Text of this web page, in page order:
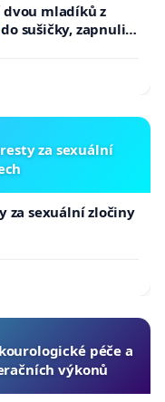
mladíků z
sušičky, zapnuli ji
za sexuální
za sexuální zločiny
péče a
výkonů